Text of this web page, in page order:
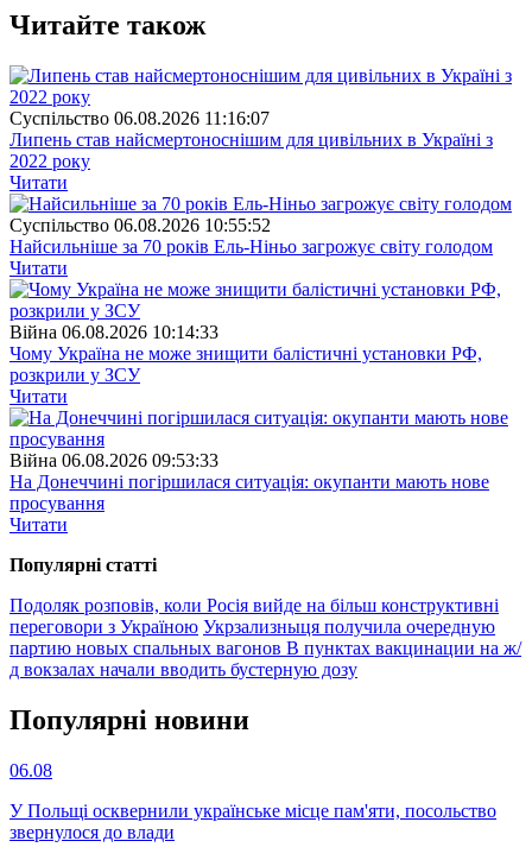
Читайте також
Суспiльство 06.08.2026 11:16:07
Липень став найсмертоноснішим для цивільних в Україні з
2022 року
Читати
Суспiльство 06.08.2026 10:55:52
Найсильніше за 70 років Ель-Ніньо загрожує світу голодом
Читати
Війна 06.08.2026 10:14:33
Чому Україна не може знищити балістичні установки РФ,
розкрили у ЗСУ
Читати
Війна 06.08.2026 09:53:33
На Донеччині погіршилася ситуація: окупанти мають нове
просування
Читати
Популярнi статтi
Подоляк розповів, коли Росія вийде на більш конструктивні
переговори з Україною Укрзализныця получила очередную
партию новых спальных вагонов В пунктах вакцинации на ж/
д вокзалах начали вводить бустерную дозу
Популярнi новини
06.08
У Польщі осквернили українське місце пам'яти, посольство
звернулося до влади